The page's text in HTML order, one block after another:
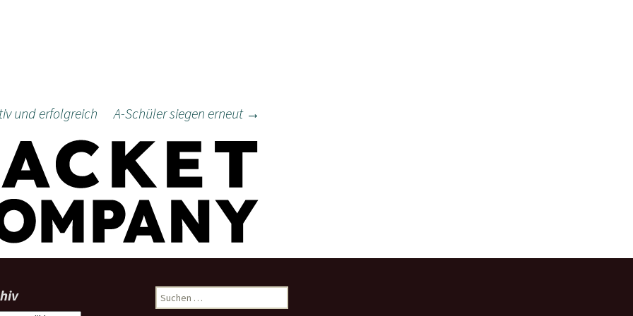
und erfolgreich A-Schüler siegen erneut →
Suchen
nach: